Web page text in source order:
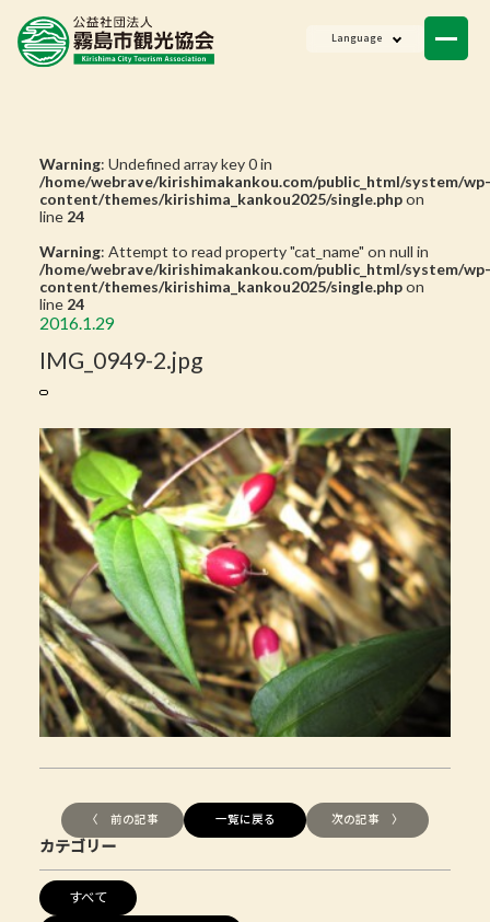
Language
Warning: Undefined array key 0 in
/home/webrave/kirishimakankou.com/public_html/system/wp-
content/themes/kirishima_kankou2025/single.phpon
line 24
Warning: Attempt to read property "cat_name" on null in
/home/webrave/kirishimakankou.com/public_html/system/wp-
content/themes/kirishima_kankou2025/single.phpon
line 24
2016.1.29
IMG_0949-2.jpg
〈 前の記事 一覧に戻る 次の記事 〉
カテゴリー
すべて